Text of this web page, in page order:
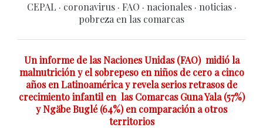
CEPAL · coronavirus · FAO · nacionales · noticias ·
pobreza en las comarcas
Un informe de las Naciones Unidas (FAO) midió la
malnutrición y el sobrepeso en niños de cero a cinco
años en Latinoamérica y revela serios retrasos de
crecimiento infantil en las Comarcas Guna Yala (57%)
y Ngäbe Buglé (64%) en comparación a otros
territorios